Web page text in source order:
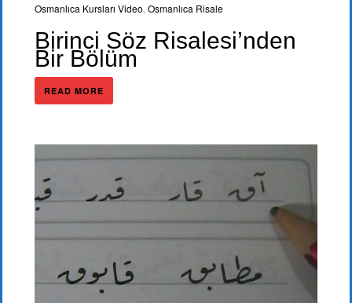
Osmanlıca Kursları Video Osmanlıca Risale
Birinci Söz Risalesi’nden
Bir Bölüm
READ MORE